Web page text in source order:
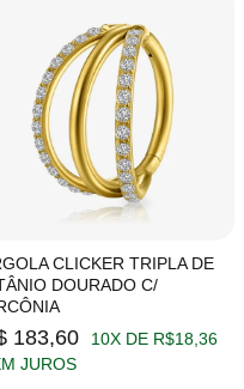
CLICKER TRIPLA DE
DOURADO C/
183,60
10X DE R$18,36
JUROS